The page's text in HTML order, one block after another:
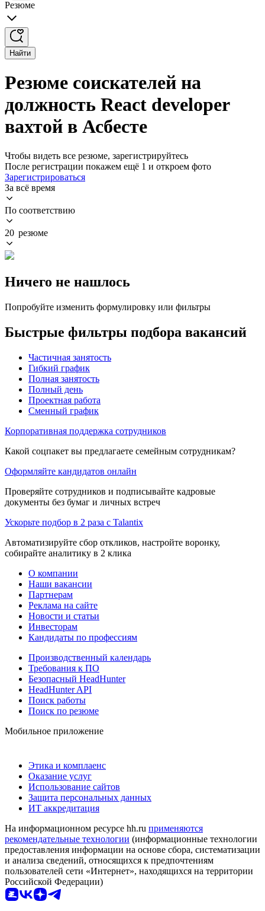
Резюме
Найти
Резюме соискателей на
должность React developer
вахтой в Асбесте
Чтобы видеть все резюме, зарегистрируйтесь
После регистрации покажем ещё 1 и откроем фото
Зарегистрироваться
За всё время
По соответствию
20 резюме
Ничего не нашлось
Попробуйте изменить формулировку или фильтры
Быстрые фильтры подбора вакансий
Частичная занятость
Гибкий график
Полная занятость
Полный день
Проектная работа
Сменный график
Корпоративная поддержка сотрудников
Какой соцпакет вы предлагаете семейным сотрудникам?
Оформляйте кандидатов онлайн
Проверяйте сотрудников и подписывайте кадровые
документы без бумаг и личных встреч
Ускорьте подбор в 2 раза с Talantix
Автоматизируйте сбор откликов, настройте воронку,
собирайте аналитику в 2 клика
О компании
Наши вакансии
Партнерам
Реклама на сайте
Новости и статьи
Инвесторам
Кандидаты по профессиям
Производственный календарь
Требования к ПО
Безопасный HeadHunter
HeadHunter API
Поиск работы
Поиск по резюме
Мобильное приложение
Этика и комплаенс
Оказание услуг
Использование сайтов
Защита персональных данных
ИТ аккредитация
На информационном ресурсе hh.ru применяются
рекомендательные технологии (информационные технологии
предоставления информации на основе сбора, систематизации
и анализа сведений, относящихся к предпочтениям
пользователей сети «Интернет», находящихся на территории
Российской Федерации)